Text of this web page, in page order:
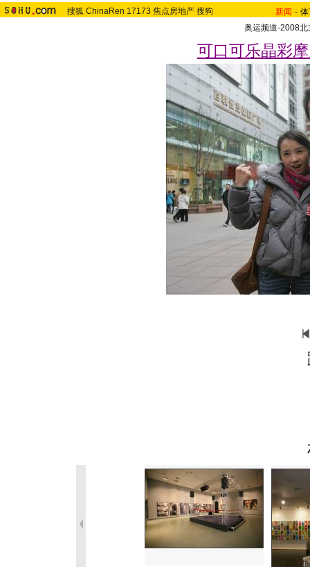
搜狐 ChinaRen 17173 焦点房地产 搜狗 新闻 -
奥运频道-2008北
可口可乐晶彩